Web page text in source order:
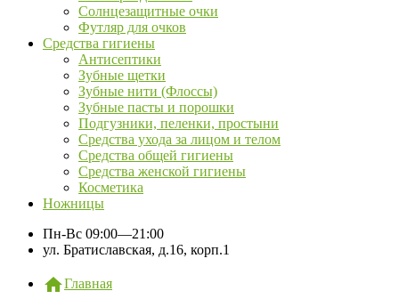
Солнцезащитные очки
Футляр для очков
Средства гигиены
Антисептики
Зубные щетки
Зубные нити (Флоссы)
Зубные пасты и порошки
Подгузники, пеленки, простыни
Средства ухода за лицом и телом
Средства общей гигиены
Средства женской гигиены
Косметика
Ножницы
Пн-Вс 09:00—21:00
ул. Братиславская, д.16, корп.1
Главная